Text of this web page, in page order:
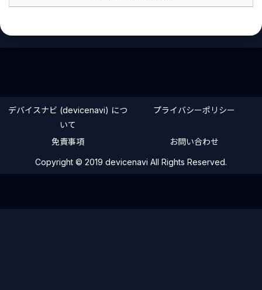
デバイスナビ (devicenavi) につ
いて
プライバシーポリシー
免責事項 お問い合わせ
Copyright © 2019 devicenavi All Rights Reserved.